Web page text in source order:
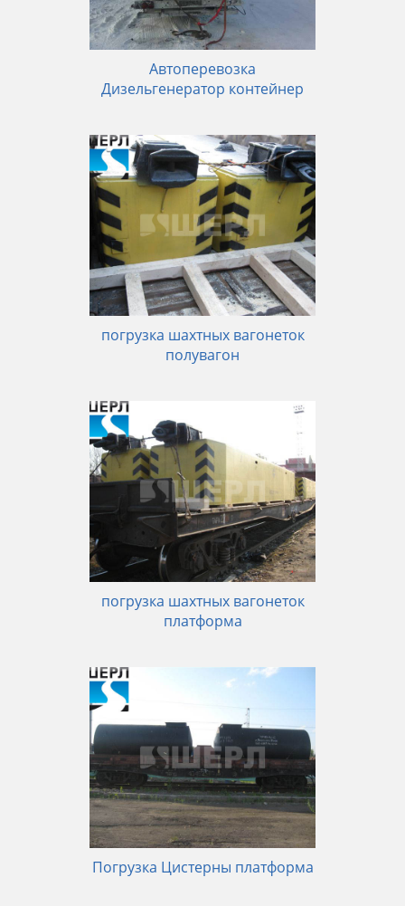
Автоперевозка
Дизельгенератор контейнер
погрузка шахтных вагонеток
полувагон
погрузка шахтных вагонеток
платформа
Погрузка Цистерны платформа